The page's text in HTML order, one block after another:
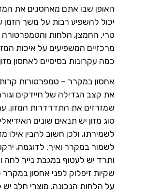
האופן שבו אתם מאחסנים את
יכול להשפיע רבות על משך הזמן
טרי. החמצן, הלחות והטמפרטורה
מרכזיים המשפיעים על איכות
כמה עקרונות בסיסיים לאחסון מזון
אחסון במקרר – טמפרטורות
את קצב הגדילה של חיידקים
שמזרזים את התדרדרות המזון.
סוג מזון יש תנאים שונים
לשמירתו, ולכן חשוב להבין אילו
לשמור במקרר ואיך. לדוגמה,
ותרד יש לעטוף במגבת נייר לחה
שקיות זיפלוק לפני אחסון
על הלחות הנכונה. מוצרי חלב